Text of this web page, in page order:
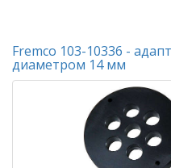
Fremco 103-10336 -
диаметром 14 мм